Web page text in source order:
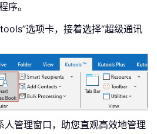
序。
选项卡，接着选择“超级通讯
人管理窗口，助您直观高效地管理